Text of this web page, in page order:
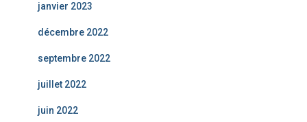
janvier 2023
décembre 2022
septembre 2022
juillet 2022
juin 2022